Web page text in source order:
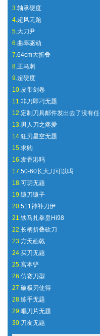
3.轴承硬度
4.超风无题
5.大刀尹
6.曲率驱动
7.64cm大折叠
8.王马刺
9.超硬度
10.皮带剑卷
11.非刀即刁无题
12.定制刀具邮件发出去了没有任
13.男人刀之疼爱
14.狂刃星空无题
15.求购
16.发香港吗
17.50-60长大刀可以吗
18.可玥无题
19.镰刀镰子
20.511神补刀伊
21.铁马扎拳皇Hi98
22.长柄折叠砍刀
23.方天画戟
24.买刀无题
25.宫本铲
26.仿赛刀型
27.破极刃使得
28.练手无题
29.唱刀片无题
30.刀友无题